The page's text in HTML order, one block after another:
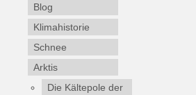
Blog
Klimahistorie
Schnee
Arktis
Die Kältepole der